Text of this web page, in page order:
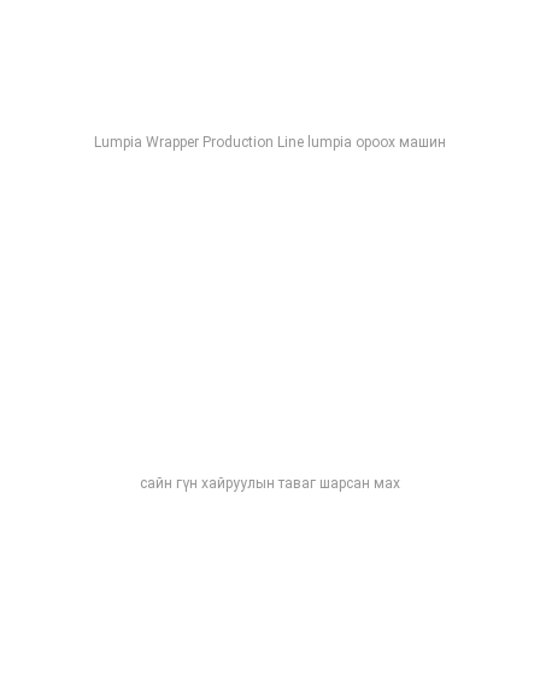
Lumpia Wrapper Production Line lumpia ороох машин
сайн гүн хайруулын таваг шарсан мах